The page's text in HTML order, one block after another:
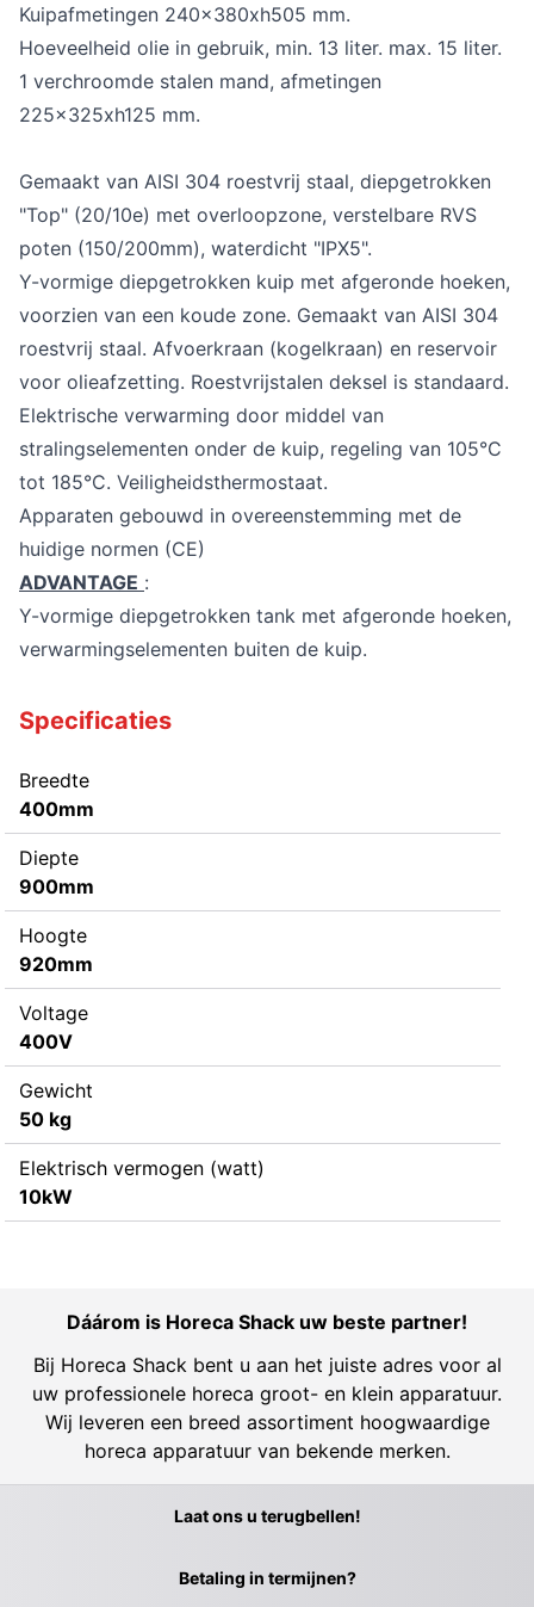
Kuipafmetingen 240x380xh505 mm.
Hoeveelheid olie in gebruik, min. 13 liter. max. 15 liter.
1 verchroomde stalen mand, afmetingen
225x325xh125 mm.
Gemaakt van AISI 304 roestvrij staal, diepgetrokken
"Top" (20/10e) met overloopzone, verstelbare RVS
poten (150/200mm), waterdicht "IPX5".
Y-vormige diepgetrokken kuip met afgeronde hoeken,
voorzien van een koude zone. Gemaakt van AISI 304
roestvrij staal. Afvoerkraan (kogelkraan) en reservoir
voor olieafzetting. Roestvrijstalen deksel is standaard.
Elektrische verwarming door middel van
stralingselementen onder de kuip, regeling van 105°C
tot 185°C. Veiligheidsthermostaat.
Apparaten gebouwd in overeenstemming met de
huidige normen (CE)
ADVANTAGE :
Y-vormige diepgetrokken tank met afgeronde hoeken,
verwarmingselementen buiten de kuip.
Specificaties
Breedte
400mm
Diepte
900mm
Hoogte
920mm
Voltage
400V
Gewicht
50 kg
Elektrisch vermogen (watt)
10kW
Dáárom is Horeca Shack uw beste partner!
Bij Horeca Shack bent u aan het juiste adres voor al
uw professionele horeca groot- en klein apparatuur.
Wij leveren een breed assortiment hoogwaardige
horeca apparatuur van bekende merken.
Laat ons u terugbellen!
Betaling in termijnen?